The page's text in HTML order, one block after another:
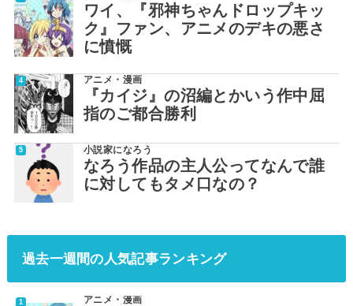
ワイ、『邪神ちゃんドロップキッ
ク』ファン、アニメのデキの悪さ
に憤慨
アニメ・漫画
『カイジ』の沼編とかいう作中屈
指のご都合勝利
小説家になろう
なろう作品の主人公ってなんで誰
に対してもタメ口なの？
過去一週間の人気記事ランキング
アニメ・漫画